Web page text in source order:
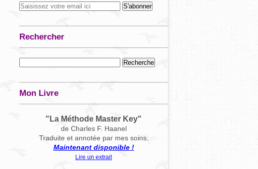
Rechercher
Mon Livre
"La Méthode Master Key"
de Charles F. Haanel
Traduite et annotée par mes soins.
Maintenant disponible !
Lire un extrait